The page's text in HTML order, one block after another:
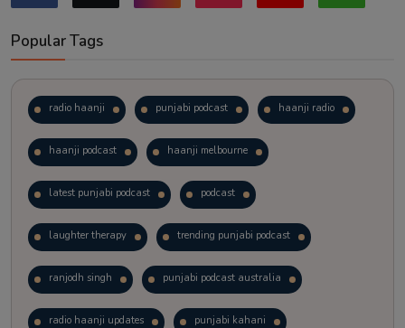
Popular Tags
radio haanji punjabi podcast haanji radio
haanji podcast haanji melbourne
latest punjabi podcast podcast
laughter therapy trending punjabi podcast
ranjodh singh punjabi podcast australia
radio haanji updates punjabi kahani